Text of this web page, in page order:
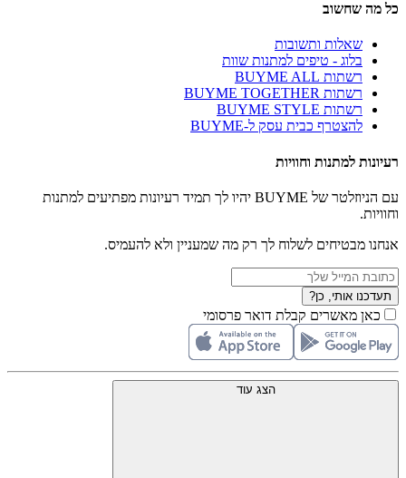
כל מה שחשוב
שאלות ותשובות
בלוג - טיפים למתנות שוות
רשתות BUYME ALL
רשתות BUYME TOGETHER
רשתות BUYME STYLE
להצטרף כבית עסק ל-BUYME
רעיונות למתנות וחוויות
עם הניוזלטר של BUYME יהיו לך תמיד רעיונות מפתיעים למתנות
וחוויות.
אנחנו מבטיחים לשלוח לך רק מה שמעניין ולא להעמיס.
תעדכנו אותי, כן?
כאן מאשרים קבלת דואר פרסומי
הצג עוד